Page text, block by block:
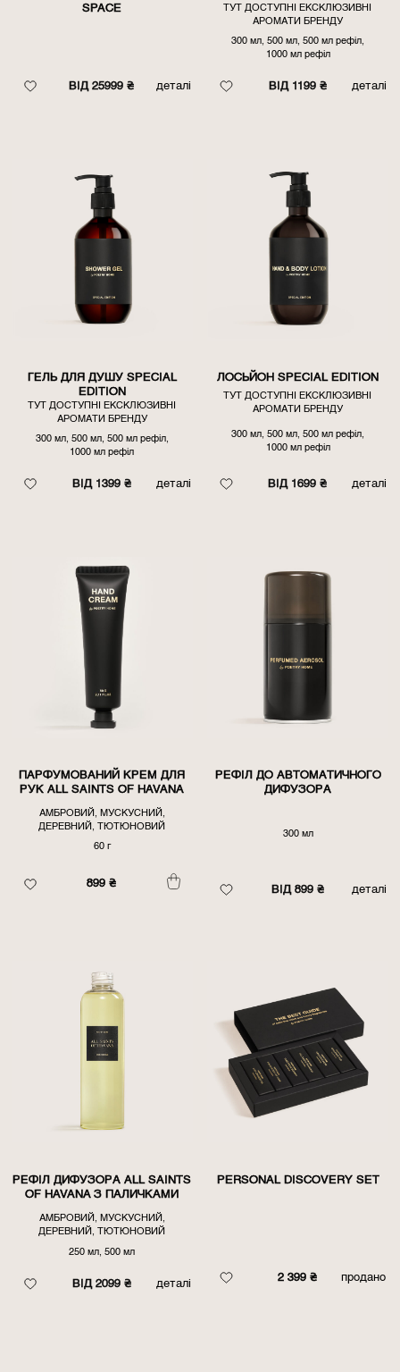
SPACE
деталі
ВІД 25999 ₴
ТУТ ДОСТУПНІ ЕКСКЛЮЗИВНІ
АРОМАТИ БРЕНДУ
300 мл, 500 мл, 500 мл рефіл,
1000 мл рефіл
деталі
ВІД 1199 ₴
ГЕЛЬ ДЛЯ ДУШУ SPECIAL
EDITION
ТУТ ДОСТУПНІ ЕКСКЛЮЗИВНІ
АРОМАТИ БРЕНДУ
300 мл, 500 мл, 500 мл рефіл,
1000 мл рефіл
деталі
ВІД 1399 ₴
ЛОСЬЙОН SPECIAL EDITION
ТУТ ДОСТУПНІ ЕКСКЛЮЗИВНІ
АРОМАТИ БРЕНДУ
300 мл, 500 мл, 500 мл рефіл,
1000 мл рефіл
деталі
ВІД 1699 ₴
ПАРФУМОВАНИЙ КРЕМ ДЛЯ
РУК ALL SAINTS OF HAVANA
АМБРОВИЙ, МУСКУСНИЙ,
ДЕРЕВНИЙ, ТЮТЮНОВИЙ
60 г
899₴
РЕФІЛ ДО АВТОМАТИЧНОГО
ДИФУЗОРА
300 мл
деталі
ВІД 899 ₴
РЕФІЛ ДИФУЗОРА ALL SAINTS
OF HAVANA З ПАЛИЧКАМИ
АМБРОВИЙ, МУСКУСНИЙ,
ДЕРЕВНИЙ, ТЮТЮНОВИЙ
250 мл, 500 мл
деталі
ВІД 2099 ₴
PERSONAL DISCOVERY SET
продано
2 399₴